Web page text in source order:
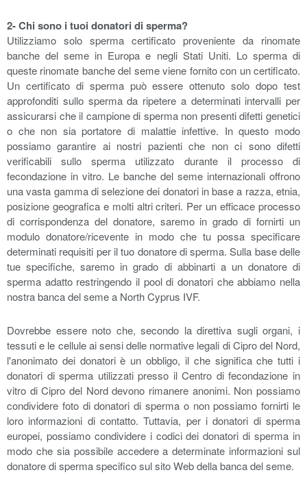
2- Chi sono i tuoi donatori di sperma?
Utilizziamo solo sperma certificato proveniente da rinomate
banche del seme in Europa e negli Stati Uniti. Lo sperma di
queste rinomate banche del seme viene fornito con un certificato.
Un certificato di sperma può essere ottenuto solo dopo test
approfonditi sullo sperma da ripetere a determinati intervalli per
assicurarsi che il campione di sperma non presenti difetti genetici
o che non sia portatore di malattie infettive. In questo modo
possiamo garantire ai nostri pazienti che non ci sono difetti
verificabili sullo sperma utilizzato durante il processo di
fecondazione in vitro. Le banche del seme internazionali offrono
una vasta gamma di selezione dei donatori in base a razza, etnia,
posizione geografica e molti altri criteri. Per un efficace processo
di corrispondenza del donatore, saremo in grado di fornirti un
modulo donatore/ricevente in modo che tu possa specificare
determinati requisiti per il tuo donatore di sperma. Sulla base delle
tue specifiche, saremo in grado di abbinarti a un donatore di
sperma adatto restringendo il pool di donatori che abbiamo nella
nostra banca del seme a North Cyprus IVF.
Dovrebbe essere noto che, secondo la direttiva sugli organi, i
tessuti e le cellule ai sensi delle normative legali di Cipro del Nord,
l'anonimato dei donatori è un obbligo, il che significa che tutti i
donatori di sperma utilizzati presso il Centro di fecondazione in
vitro di Cipro del Nord devono rimanere anonimi. Non possiamo
condividere foto di donatori di sperma o non possiamo fornirti le
loro informazioni di contatto. Tuttavia, per i donatori di sperma
europei, possiamo condividere i codici dei donatori di sperma in
modo che sia possibile accedere a determinate informazioni sul
donatore di sperma specifico sul sito Web della banca del seme.